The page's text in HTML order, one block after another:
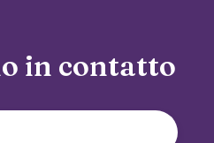
in contatto